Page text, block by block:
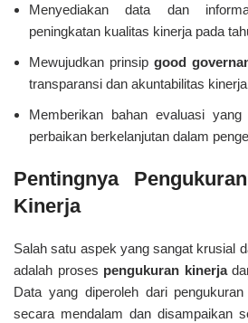
Menyediakan data dan
peningkatan kualitas kinerja pada
Mewujudkan prinsip good
transparansi dan akuntabilitas
Memberikan bahan evaluasi
perbaikan berkelanjutan dalam
Pentingnya
Kinerja
Salah satu aspek yang sangat krusial
adalah proses pengukuran kinerja
Data yang diperoleh dari
secara mendalam dan disampaikan